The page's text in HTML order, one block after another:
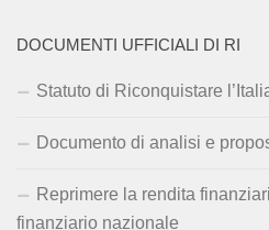
DOCUMENTI UFFICIALI DI RI
Statuto di Riconquistare
Documento di analisi e
Reprimere la rendita
finanziario nazionale